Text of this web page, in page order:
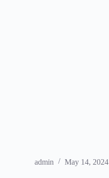
admin May 14, 2024